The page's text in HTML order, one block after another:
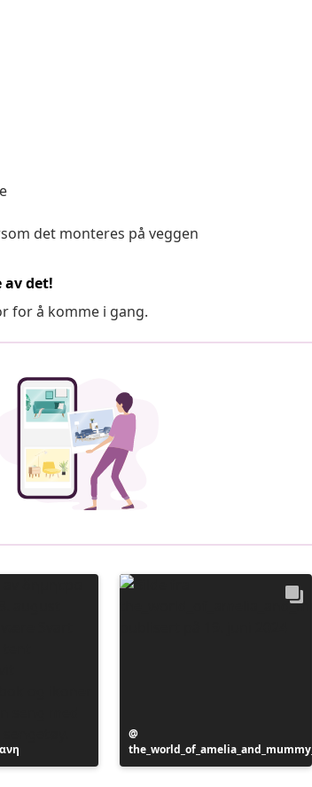
det monteres på veggen
det!
for å komme i gang.
publisert
av
the_world_of_amelia_and_mummy_